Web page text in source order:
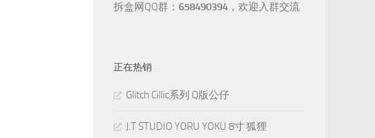
拆盒网QQ群： 658490394 ，欢迎入群交流
正在热销
Glitch Cillic系列 Q版公仔
J.T STUDIO YORU YOKU 8寸 狐狸